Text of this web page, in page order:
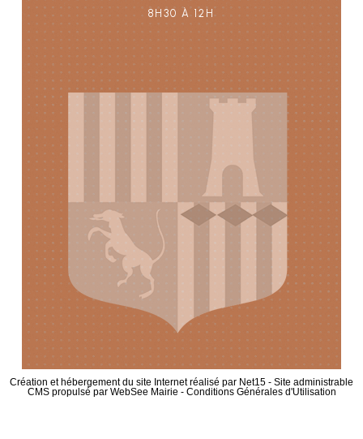
8h30 à 12h
Création et hébergement du site Internet réalisé par Net15 - Site administrable
CMS propulsé par WebSee Mairie - Conditions Générales d'Utilisation